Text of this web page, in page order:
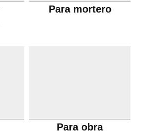
Para mortero
Para obra